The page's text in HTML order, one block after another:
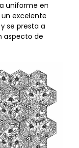
uniforme en
excelente
se presta a
aspecto de